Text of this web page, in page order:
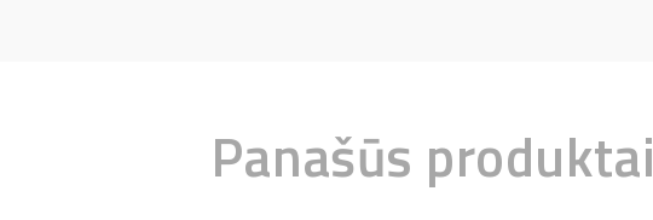
Panašūs produktai